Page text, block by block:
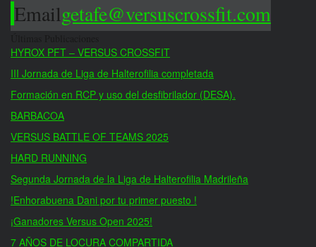
Emailgetafe@versuscrossfit.com
HYROX PFT – VERSUS CROSSFIT
III Jornada de Liga de Halterofilia completada
Formación en RCP y uso del desfibrilador (DESA).
BARBACOA
VERSUS BATTLE OF TEAMS 2025
HARD RUNNING
Segunda Jornada de la Liga de Halterofilia Madrileña
!Enhorabuena Dani por tu primer puesto !
¡Ganadores Versus Open 2025!
7 AÑOS DE LOCURA COMPARTIDA